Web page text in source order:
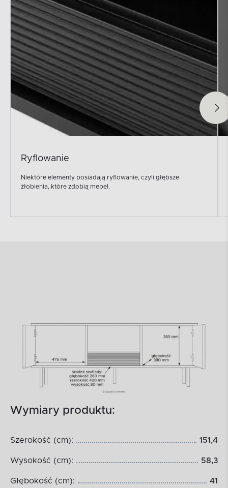
Ryflowanie
Niektóre elementy posiadają ryflowanie, czyli głębsze
żłobienia, które zdobią mebel.
Wymiary produktu:
Szerokość (cm): 151,4
Wysokość (cm): 58,3
Głębokość (cm): 41